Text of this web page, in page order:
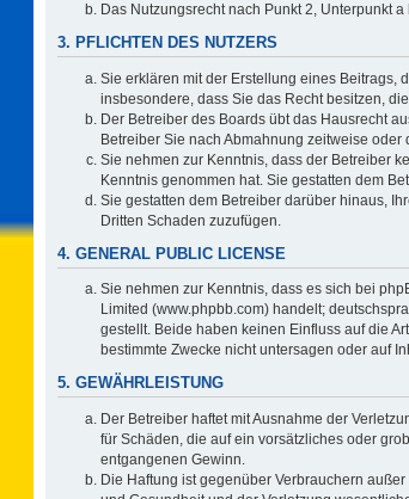
Das Nutzungsrecht nach Punkt 2, Unterpunkt
3. PFLICHTEN DES NUTZERS
Sie erklären mit der Erstellung eines Beitrags,
insbesondere, dass Sie das Recht besitzen,
Der Betreiber des Boards übt das Hausrecht
Betreiber Sie nach Abmahnung zeitweise
Sie nehmen zur Kenntnis, dass der Betreiber
Kenntnis genommen hat. Sie gestatten dem
Sie gestatten dem Betreiber darüber hinaus,
Dritten Schaden zuzufügen.
4. GENERAL PUBLIC LICENSE
Sie nehmen zur Kenntnis, dass es sich bei
Limited (www.phpbb.com) handelt;
gestellt. Beide haben keinen Einfluss auf die
bestimmte Zwecke nicht untersagen oder auf
5. GEWÄHRLEISTUNG
Der Betreiber haftet mit Ausnahme der
für Schäden, die auf ein vorsätzliches oder
entgangenen Gewinn.
Die Haftung ist gegenüber Verbrauchern